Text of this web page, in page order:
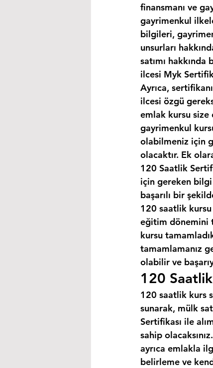
finansmanı ve
gayrimenkul
bilgileri,
unsurları
satımı
ilcesi Myk
Ayrıca,
ilcesi özgü
emlak kursu size
gayrimenkul
olabilmeniz için
olacaktır. Ek
120 Saatlik
için gereken
başarılı bir
120 saatlik
eğitim dönemini
kursu
tamamlamanız
olabilir ve
120
120 saatlik kurs
sunarak, mülk
Sertifikası ile
sahip
ayrıca emlakla
belirleme ve